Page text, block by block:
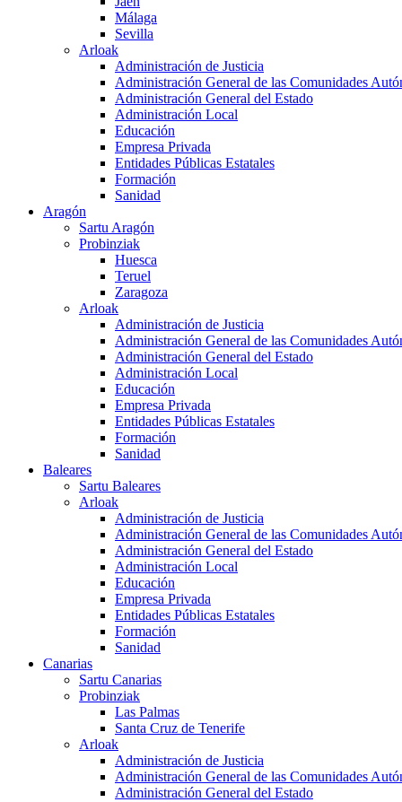
Málaga
Sevilla
Arloak
Administración de Justicia
Administración General de las Comunidades
Administración General del Estado
Administración Local
Educación
Empresa Privada
Entidades Públicas Estatales
Formación
Sanidad
Aragón
Sartu Aragón
Probinziak
Huesca
Teruel
Zaragoza
Arloak
Administración de Justicia
Administración General de las Comunidades
Administración General del Estado
Administración Local
Educación
Empresa Privada
Entidades Públicas Estatales
Formación
Sanidad
Baleares
Sartu Baleares
Arloak
Administración de Justicia
Administración General de las Comunidades
Administración General del Estado
Administración Local
Educación
Empresa Privada
Entidades Públicas Estatales
Formación
Sanidad
Canarias
Sartu Canarias
Probinziak
Las Palmas
Santa Cruz de Tenerife
Arloak
Administración de Justicia
Administración General de las Comunidades
Administración General del Estado